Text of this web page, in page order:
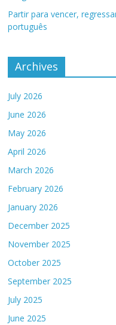
Partir para vencer,
português
Archives
July 2026
June 2026
May 2026
April 2026
March 2026
February 2026
January 2026
December 2025
November 2025
October 2025
September 2025
July 2025
June 2025